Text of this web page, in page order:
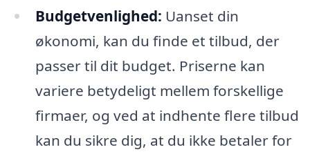
Budgetvenlighed: Uanset din
økonomi, kan du finde et tilbud, der
passer til dit budget. Priserne kan
variere betydeligt mellem forskellige
firmaer, og ved at indhente flere tilbud
kan du sikre dig, at du ikke betaler for